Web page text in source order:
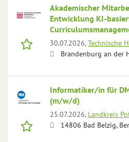
Akademischer
Entwicklung KI-
30.07.2026,Technische
Brandenburg an der
Informatiker/in für
(m/w/d)
25.07.2026, Landkreis
14806 Bad Belzig,